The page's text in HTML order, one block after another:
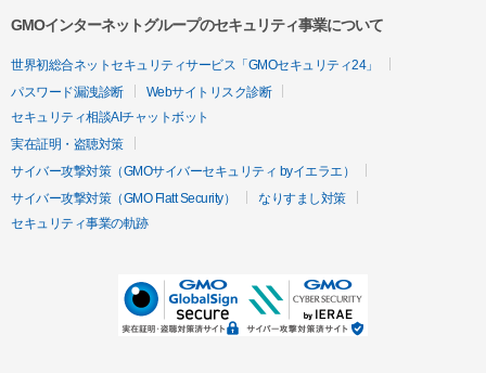
GMOインターネットグループのセキュリティ事業について
世界初総合ネットセキュリティサービス「GMOセキュリティ24」
パスワード漏洩診断
Webサイトリスク診断
セキュリティ相談AIチャットボット
実在証明・盗聴対策
サイバー攻撃対策（GMOサイバーセキュリティ byイエラエ）
サイバー攻撃対策（GMO Flatt Security）
なりすまし対策
セキュリティ事業の軌跡